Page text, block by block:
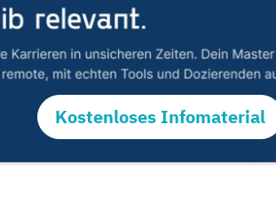
Kostenloses Infomaterial